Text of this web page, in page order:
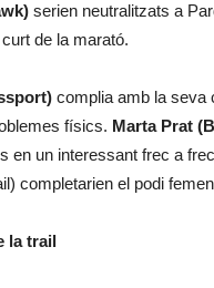
serien neutralitzats a
de la marató.
complia amb la seva
físics. Marta Prat
en un interessant frec a
completarien el podi
la trail